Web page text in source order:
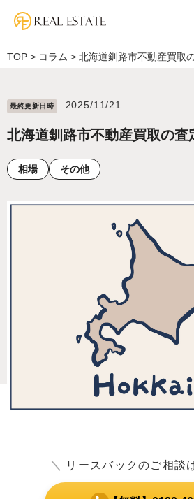
TOP > コラム > 北海道釧路市不動産買取
最終更新⽇時 2025/11/21
北海道釧路市不動産買取の査
相場 その他
＼ リースバックのご相談